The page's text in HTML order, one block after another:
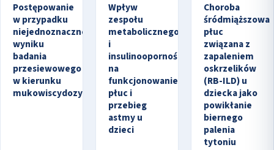
Postępowanie
w przypadku
niejednoznacznego
wyniku
badania
przesiewowego
w kierunku
mukowiscydozy.
Wpływ
zespołu
metabolicznego
i
insulinooporności
na
funkcjonowanie
płuc i
przebieg
astmy u
dzieci
Choroba
śródmiąższowa
płuc
związana z
zapaleniem
oskrzelików
(RB-ILD) u
dziecka jako
powikłanie
biernego
palenia
tytoniu